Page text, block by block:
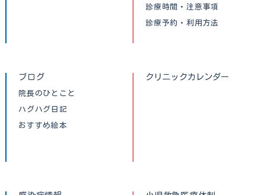
診療時間・注意事項
診療予約・利用方法
ブログ
院長のひとこと
ハグハグ日記
おすすめ絵本
クリニックカレンダー